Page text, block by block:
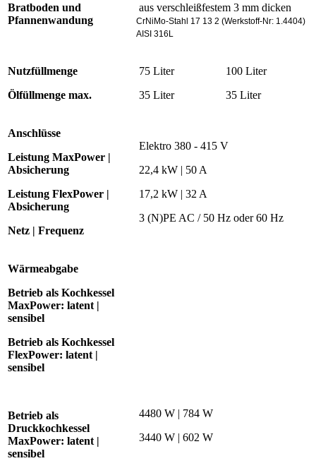
Bratboden und
Pfannenwandung
aus verschleißfestem 3 mm dicken
CrNiMo-Stahl 17 13 2 (Werkstoff-Nr: 1.4404)
AISI 316L
Nutzfüllmenge
Ölfüllmenge max.
75 Liter
35 Liter
100 Liter
35 Liter
Anschlüsse
Leistung MaxPower |
Absicherung
Leistung FlexPower |
Absicherung
Netz | Frequenz
Elektro 380 - 415 V
22,4 kW | 50 A
17,2 kW | 32 A
3 (N)PE AC / 50 Hz oder 60 Hz
Wärmeabgabe
Betrieb als Kochkessel
MaxPower: latent |
sensibel
Betrieb als Kochkessel
FlexPower: latent |
sensibel
Betrieb als
Druckkochkessel
MaxPower: latent |
sensibel
4480 W | 784 W
3440 W | 602 W